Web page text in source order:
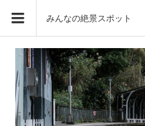
みんなの絶景スポット